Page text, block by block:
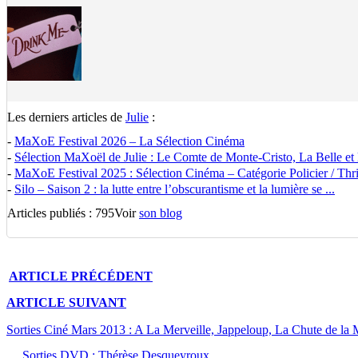
Les derniers articles de Julie :
- MaXoE Festival 2026 – La Sélection Cinéma
- Sélection MaXoël de Julie : Le Comte de Monte-Cristo, La Belle et
- MaXoE Festival 2025 : Sélection Cinéma – Catégorie Policier /
- Silo – Saison 2 : la lutte entre l’obscurantisme et la lumière se ...
Articles publiés : 795Voirson blog
ARTICLE PRÉCÉDENT
ARTICLE SUIVANT
Sorties Ciné Mars 2013 : A La Merveille, Jappeloup, La Chute de la
Sorties DVD : Thérèse Desqueyroux